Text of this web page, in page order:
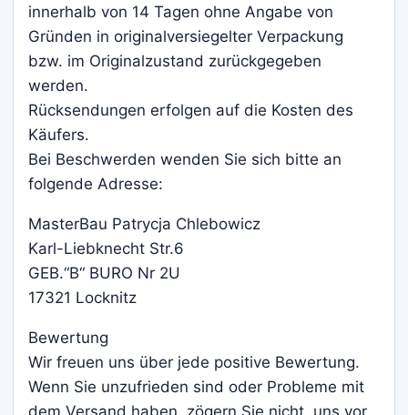
innerhalb von 14 Tagen ohne Angabe von
Gründen in originalversiegelter Verpackung
bzw. im Originalzustand zurückgegeben
werden.
Rücksendungen erfolgen auf die Kosten des
Käufers.
Bei Beschwerden wenden Sie sich bitte an
folgende Adresse:
MasterBau Patrycja Chlebowicz
Karl-Liebknecht Str.6
GEB.“B“ BURO Nr 2U
17321 Locknitz
Bewertung
Wir freuen uns über jede positive Bewertung.
Wenn Sie unzufrieden sind oder Probleme mit